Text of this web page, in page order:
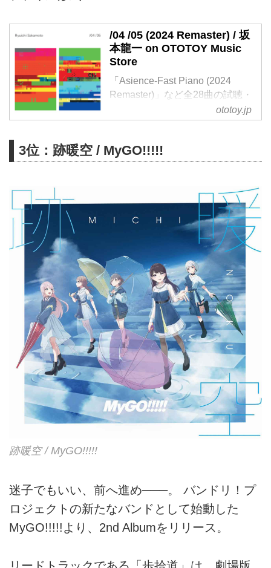
/04 /05 (2024 Remaster) / 坂
本龍一 on OTOTOY Music
Store
「Asience-Fast Piano (2024
Remaster)」など全28曲の試聴・
ダウンロード：ハイレゾ音楽配信
と音楽記事はOTOTOYで！ 2004
『/05』。2作の作品を2枚組とし
て最新リマスターにより再発売。
作品、YMO楽曲など、坂本龍一
クラシックスの数々をピアノを中
心とした演奏で収録したセルフカ
バー・アルバムであり、まさにピ
アノ演奏による坂本龍一ベスト・
アルバムともいえる作品!
ototoy.jp
3位：跡暖空 / MyGO!!!!!
跡暖空 / MyGO!!!!!
迷子でもいい、前へ進め───。 バンドリ！プ
ロジェクトの新たなバンドとして始動した
MyGO!!!!!より、2nd Albumをリリース。